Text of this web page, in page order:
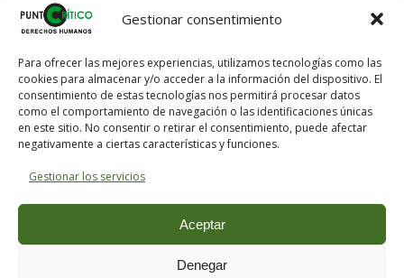
Gestionar consentimiento
Para ofrecer las mejores experiencias, utilizamos tecnologías como las
cookies para almacenar y/o acceder a la información del dispositivo. El
consentimiento de estas tecnologías nos permitirá procesar datos
como el comportamiento de navegación o las identificaciones únicas
en este sitio. No consentir o retirar el consentimiento, puede afectar
negativamente a ciertas características y funciones.
Gestionar los servicios
Aceptar
Denegar
veraces, fundamentados en indicios, no en meras sospechas.
2.- Se EXPRESAN Opiniones, que por ello no han de ser veraces,
pero tampoco han de ser ofensivas si hay posibilidad de expresar
lo mismo en otros términos menos dañinos para el Honor del
destinatario.
3.- Si se solicitan explicaciones al e-mail comentarios @ puntocritico
. com se proporcionarán al email de contacto.
NOTA: En caso de un mal funcionamiento del servidor a la hora de
publicar un comentario, puede enviárnoslo a comentarios @
puntocritico . com indicándonos el título del artículo que desea
comentar y su nombre o nick con el que desea hacer la